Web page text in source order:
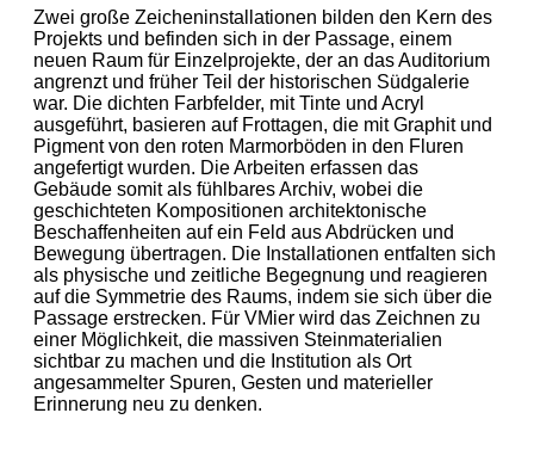
Zwei große Zeicheninstallationen bilden den Kern des
Projekts und befinden sich in der Passage, einem
neuen Raum für Einzelprojekte, der an das Auditorium
angrenzt und früher Teil der historischen Südgalerie
war. Die dichten Farbfelder, mit Tinte und Acryl
ausgeführt, basieren auf Frottagen, die mit Graphit und
Pigment von den roten Marmorböden in den Fluren
angefertigt wurden. Die Arbeiten erfassen das
Gebäude somit als fühlbares Archiv, wobei die
geschichteten Kompositionen architektonische
Beschaffenheiten auf ein Feld aus Abdrücken und
Bewegung übertragen. Die Installationen entfalten sich
als physische und zeitliche Begegnung und reagieren
auf die Symmetrie des Raums, indem sie sich über die
Passage erstrecken. Für VMier wird das Zeichnen zu
einer Möglichkeit, die massiven Steinmaterialien
sichtbar zu machen und die Institution als Ort
angesammelter Spuren, Gesten und materieller
Erinnerung neu zu denken.